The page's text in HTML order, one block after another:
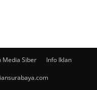
Media Siber Info Iklan